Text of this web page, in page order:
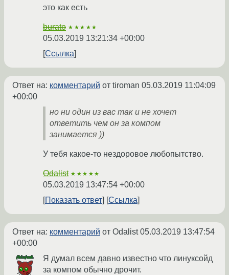
это как есть
burato ★★★★★
05.03.2019 13:21:34 +00:00
Ссылка
Ответ на: комментарий от tiroman 05.03.2019 11:04:09
+00:00
но ни один из вас так и не хочет
ответить чем он за компом
занимается ))
У тебя какое-то нездоровое любопытство.
Odalist ★★★★★
05.03.2019 13:47:54 +00:00
Показать ответ
Ссылка
Ответ на: комментарий от Odalist05.03.2019 13:47:54
+00:00
Я думал всем давно известно что линуксойд
за компом обычно дрочит.